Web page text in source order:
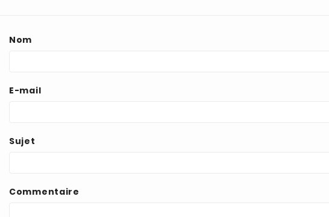
Nom
E-mail
Sujet
Commentaire